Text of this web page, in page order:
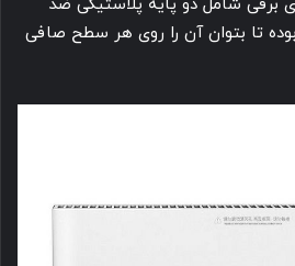
برقی شامل دو پایه پلاستیکی ضد
تا بتوان آن را روی هر سطح صافی